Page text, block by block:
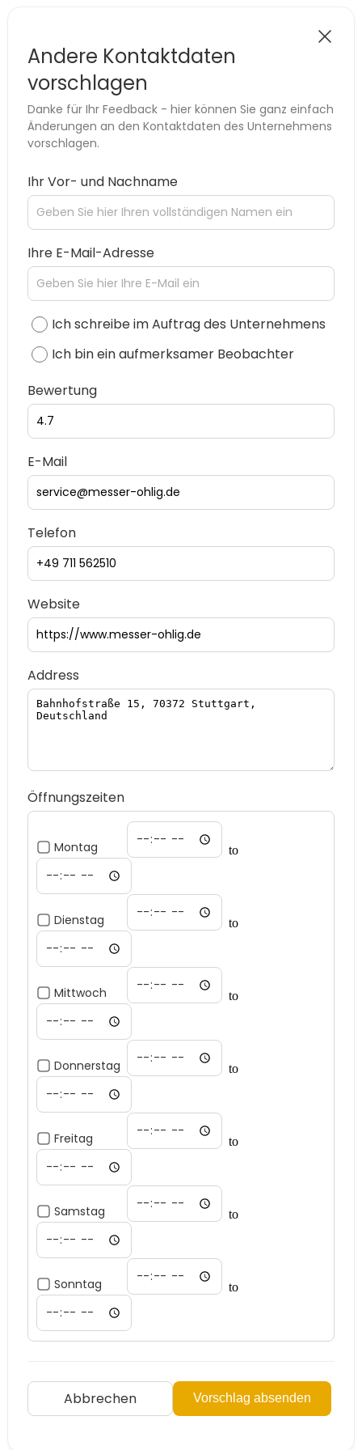
Andere Kontaktdaten
vorschlagen
Danke für Ihr Feedback - hier können Sie ganz einfach
Änderungen an den Kontaktdaten des Unternehmens
vorschlagen.
Ihr Vor- und Nachname
Ihre E-Mail-Adresse
Ich schreibe im Auftrag des Unternehmens
Ich bin ein aufmerksamer Beobachter
Bewertung
E-Mail
Telefon
Website
Address
Öffnungszeiten
Montag to
Dienstag to
Mittwoch to
Donnerstag to
Freitag to
Samstag to
Sonntag to
Abbrechen Vorschlag absenden